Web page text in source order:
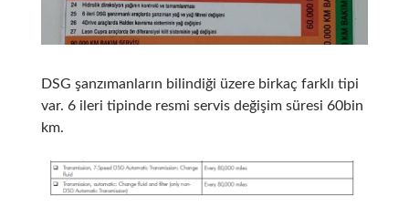
DSG şanzımanların bilindiği üzere birkaç farklı tipi
var. 6 ileri tipinde resmi servis değişim süresi 60bin
km.